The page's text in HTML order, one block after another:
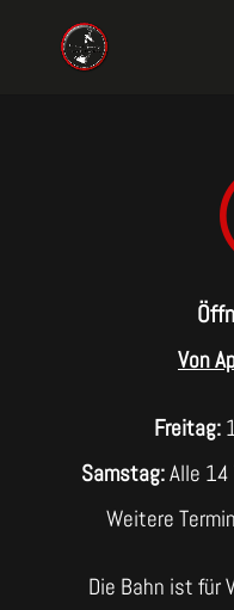
Von
Freitag:
Samstag:Alle
Weitere
Die Bahn ist für